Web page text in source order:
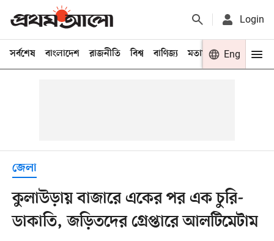
Login
সর্বশেষ বাংলাদেশ রাজনীতি বিশ্ব বাণিজ্য মতামত খেলা
Eng
জেলা
কুলাউড়ায় বাজারে একের পর এক চুরি-
ডাকাতি, জড়িতদের গ্রেপ্তারে আলটিমেটাম